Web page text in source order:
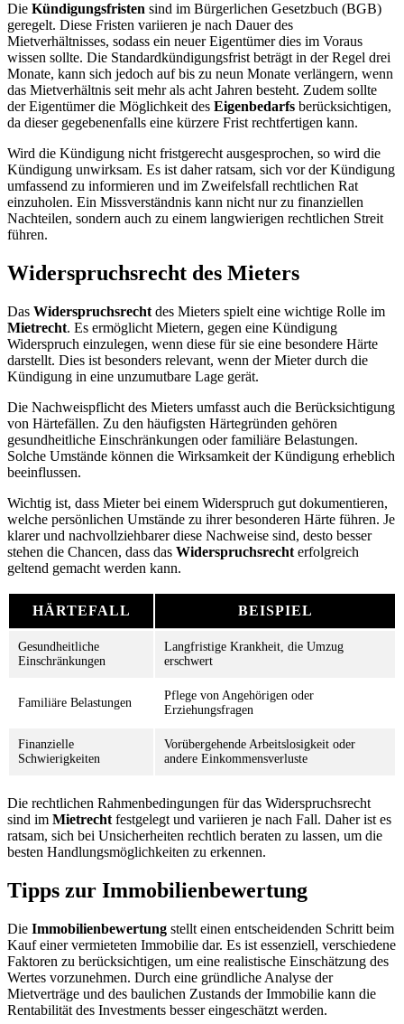
Die Kündigungsfristen sind im Bürgerlichen Gesetzbuch (BGB)
geregelt. Diese Fristen variieren je nach Dauer des
Mietverhältnisses, sodass ein neuer Eigentümer dies im Voraus
wissen sollte. Die Standardkündigungsfrist beträgt in der Regel drei
Monate, kann sich jedoch auf bis zu neun Monate verlängern, wenn
das Mietverhältnis seit mehr als acht Jahren besteht. Zudem sollte
der Eigentümer die Möglichkeit des Eigenbedarfs berücksichtigen,
da dieser gegebenenfalls eine kürzere Frist rechtfertigen kann.
Wird die Kündigung nicht fristgerecht ausgesprochen, so wird die
Kündigung unwirksam. Es ist daher ratsam, sich vor der Kündigung
umfassend zu informieren und im Zweifelsfall rechtlichen Rat
einzuholen. Ein Missverständnis kann nicht nur zu finanziellen
Nachteilen, sondern auch zu einem langwierigen rechtlichen Streit
führen.
Widerspruchsrecht des Mieters
Das Widerspruchsrecht des Mieters spielt eine wichtige Rolle im
Mietrecht. Es ermöglicht Mietern, gegen eine Kündigung
Widerspruch einzulegen, wenn diese für sie eine besondere Härte
darstellt. Dies ist besonders relevant, wenn der Mieter durch die
Kündigung in eine unzumutbare Lage gerät.
Die Nachweispflicht des Mieters umfasst auch die Berücksichtigung
von Härtefällen. Zu den häufigsten Härtegründen gehören
gesundheitliche Einschränkungen oder familiäre Belastungen.
Solche Umstände können die Wirksamkeit der Kündigung erheblich
beeinflussen.
Wichtig ist, dass Mieter bei einem Widerspruch gut dokumentieren,
welche persönlichen Umstände zu ihrer besonderen Härte führen. Je
klarer und nachvollziehbarer diese Nachweise sind, desto besser
stehen die Chancen, dass das Widerspruchsrecht erfolgreich
geltend gemacht werden kann.
HÄRTEFALL BEISPIEL
Gesundheitliche
Einschränkungen
Langfristige Krankheit, die Umzug
erschwert
Familiäre Belastungen
Pflege von Angehörigen oder
Erziehungsfragen
Finanzielle
Schwierigkeiten
Vorübergehende Arbeitslosigkeit oder
andere Einkommensverluste
Die rechtlichen Rahmenbedingungen für das Widerspruchsrecht
sind im Mietrecht festgelegt und variieren je nach Fall. Daher ist es
ratsam, sich bei Unsicherheiten rechtlich beraten zu lassen, um die
besten Handlungsmöglichkeiten zu erkennen.
Tipps zur Immobilienbewertung
Die Immobilienbewertung stellt einen entscheidenden Schritt beim
Kauf einer vermieteten Immobilie dar. Es ist essenziell, verschiedene
Faktoren zu berücksichtigen, um eine realistische Einschätzung des
Wertes vorzunehmen. Durch eine gründliche Analyse der
Mietverträge und des baulichen Zustands der Immobilie kann die
Rentabilität des Investments besser eingeschätzt werden.